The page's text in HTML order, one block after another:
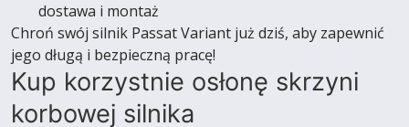
dostawa i montaż
Chroń swój silnik Passat Variant już dziś, aby zapewnić
jego długą i bezpieczną pracę!
Kup korzystnie osłonę skrzyni
korbowej silnika